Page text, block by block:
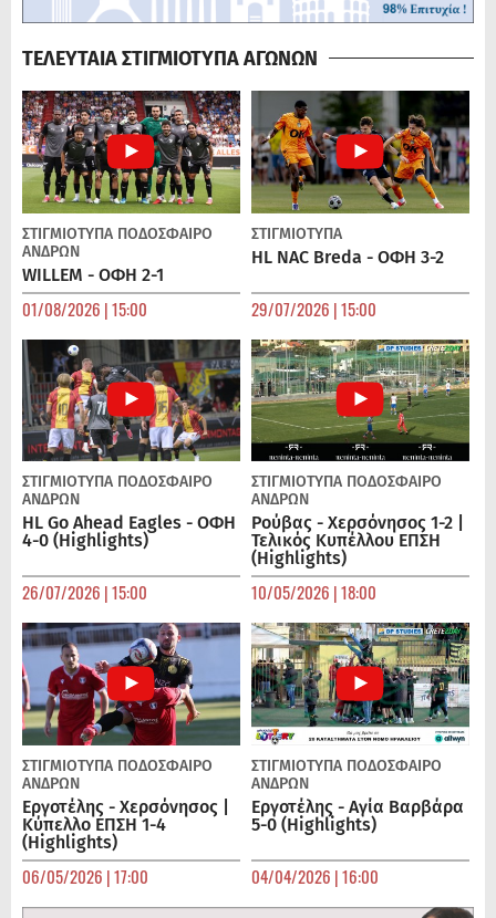
ΤΕΛΕΥΤΑΙΑ ΣΤΙΓΜΙΟΤΥΠΑ ΑΓΩΝΩΝ
ΣΤΙΓΜΙΟΤΥΠΑ ΠΟΔΌΣΦΑΙΡΟ
ΑΝΔΡΏΝ
WILLEM - ΟΦΗ 2-1
01/08/2026 | 15:00
ΣΤΙΓΜΙΟΤΥΠΑ
HL NAC Breda - ΟΦΗ 3-2
29/07/2026 | 15:00
ΣΤΙΓΜΙΟΤΥΠΑ ΠΟΔΌΣΦΑΙΡΟ
ΑΝΔΡΏΝ
HL Go Ahead Eagles - ΟΦΗ
4-0 (Highlights)
26/07/2026 | 15:00
ΣΤΙΓΜΙΟΤΥΠΑ ΠΟΔΌΣΦΑΙΡΟ
ΑΝΔΡΏΝ
Ρούβας - Χερσόνησος 1-2 |
Τελικός Κυπέλλου ΕΠΣΗ
(Highlights)
10/05/2026 | 18:00
ΣΤΙΓΜΙΟΤΥΠΑ ΠΟΔΌΣΦΑΙΡΟ
ΑΝΔΡΏΝ
Εργοτέλης - Χερσόνησος |
Κύπελλο ΕΠΣΗ 1-4
(Highlights)
06/05/2026 | 17:00
ΣΤΙΓΜΙΟΤΥΠΑ ΠΟΔΌΣΦΑΙΡΟ
ΑΝΔΡΏΝ
Εργοτέλης - Αγία Βαρβάρα
5-0 (Highlights)
04/04/2026 | 16:00